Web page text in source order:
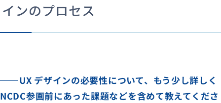
インのプロセス
UX デザインの必要性について、もう少し詳しく
NCDC参画前にあった課題などを含めて教えてくださ